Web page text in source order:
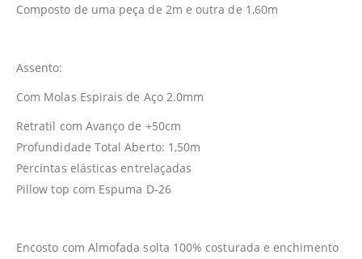
Composto de uma peça de 2m e outra de 1,60m
Assento:
Com Molas Espirais de Aço 2.0mm
Retratil com Avanço de +50cm
Profundidade Total Aberto: 1,50m
Percintas elásticas entrelaçadas
Pillow top com Espuma D-26
Encosto com Almofada solta 100% costurada e enchimento